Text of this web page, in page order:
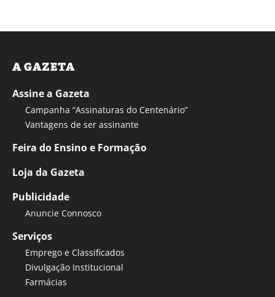
A GAZETA
Assine a Gazeta
Campanha “Assinaturas do Centenário”
Vantagens de ser assinante
Feira do Ensino e Formação
Loja da Gazeta
Publicidade
Anuncie Connosco
Serviços
Emprego e Classificados
Divulgação Institucional
Farmácias